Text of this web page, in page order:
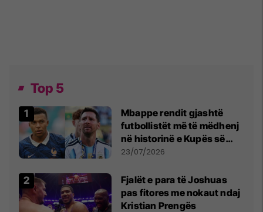
Top 5
Mbappe rendit gjashtë
futbollistët më të mëdhenj
në historinë e Kupës së
Botës, Messi mbetet i dyti
23/07/2026
Fjalët e para të Joshuas
pas fitores me nokaut ndaj
Kristian Prengës